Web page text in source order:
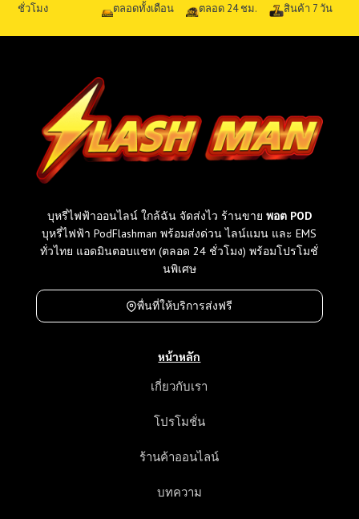
ชั่วโมง
ตลอดทั้งเดือน
ตลอด 24 ชม.
สินค้า 7 วัน
บุหรี่ไฟฟ้าออนไลน์ ใกล้ฉัน จัดส่งไว ร้านขาย พอต POD
บุหรี่ไฟฟ้า PodFlashman พร้อมส่งด่วน ไลน์แมน และ EMS
ทั่วไทย แอดมินตอบแชท (ตลอด 24 ชั่วโมง) พร้อมโปรโมชั่
นพิเศษ
พื่นที่ให้บริการส่งฟรี
หน้าหลัก
เกี่ยวกับเรา
โปรโมชั่น
ร้านค้าออนไลน์
บทความ